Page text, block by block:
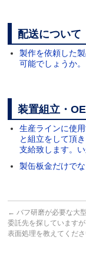
配送について
製作を依頼した
可能でしょうか。
装置組立・
生産ラインに使
と組立をして頂
支給致します。
製缶板金だけで
← バフ研磨が必要な大
委託先を探しています
表面処理を教えてくださ